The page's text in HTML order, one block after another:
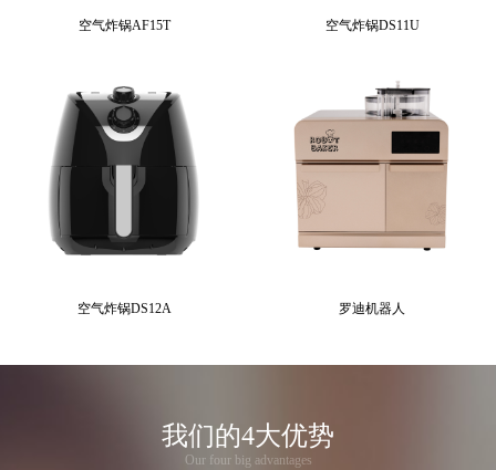
空气炸锅AF15T 空气炸锅DS11U
空气炸锅DS12A 罗迪机器人
我们的4大优势
Our four big advantages